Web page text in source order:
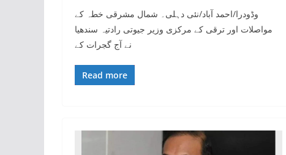
وڈودرا/احمد آباد/نئی دہلی۔ شمال مشرقی خطہ کے
مواصلات اور ترقی کے مرکزی وزیر جیوتی رادتیہ سندھیا
نے آج گجرات کے
Read more